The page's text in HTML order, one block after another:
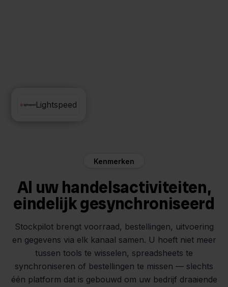
Amazon
Lightspeed
Kenmerken
Al uw handelsactiviteiten,
eindelijk gesynchroniseerd
Stockpilot brengt voorraad, bestellingen, uitvoering
en gegevens via elk kanaal samen. U hoeft niet meer
tussen tools te wisselen, spreadsheets te
synchroniseren of bestellingen te missen — slechts
één platform dat is gebouwd om uw bedrijf draaiende